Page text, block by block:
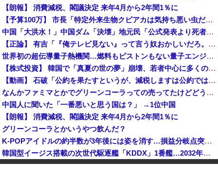
【朗報】 消費減税、閣議決定 来年4月から2年間1％に
【予算100万】 市長「特定外来生物クビアカは気持ち悪い虫だしそんな需要ないと思う」1匹300円相当の報奨金→初日に42万取られ焦り
中国「大洪水！」中国ダム「決壊」地元民「公式発表より死者多い！」中国政府「住民拘束！（安否不明」中国当局「救助隊動画も削除」台風13号「三峡ダム接近中」→
【正論】 有吉「『俺テレビ見ない』って言う奴おかしいだろ。団子屋で『団子食べない』って言うか？」
世界初の超伝導量子熱機関…燃料もピストンもない量子エンジンが回った！
【株式投資】 韓国で「真夏の世の夢」崩壊、若者中心に多くの人が「人生オワタ」―中国メディア
【動画】 石破「公約を果たすというが、減税しますは公約ではない。検討を加速するというのが公約だ」
なんかファミマとかでグリーンコーラっての売ってたけどどうなん？
中国人に聞いた「一番悪いと思う国は？」 →1位中国
【朗報】 消費減税、閣議決定 来年4月から2年間1％に
グリーンコーラとかいうやつ飲んだ？
K-POPアイドルの約半数が3年後には姿を消す…損益分岐点突破は4％未満
韓国型イージス搭載の次世代駆逐艦「KDDX」1番艦…2032年竣工と公示！
玉川徹「包丁男を結果的に死刑にしたことになる」←これどう思う？？？